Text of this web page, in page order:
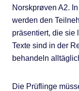
Norskprøven A2.
werden den
präsentiert, die sie
Texte sind in der
behandeln
Die Prüflinge